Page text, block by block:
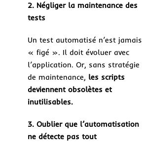
2. Négliger la maintenance des
tests
Un test automatisé n’est jamais
« figé ». Il doit évoluer avec
l’application. Or, sans stratégie
de maintenance, les scripts
deviennent obsolètes et
inutilisables.
3. Oublier que l’automatisation
ne détecte pas tout